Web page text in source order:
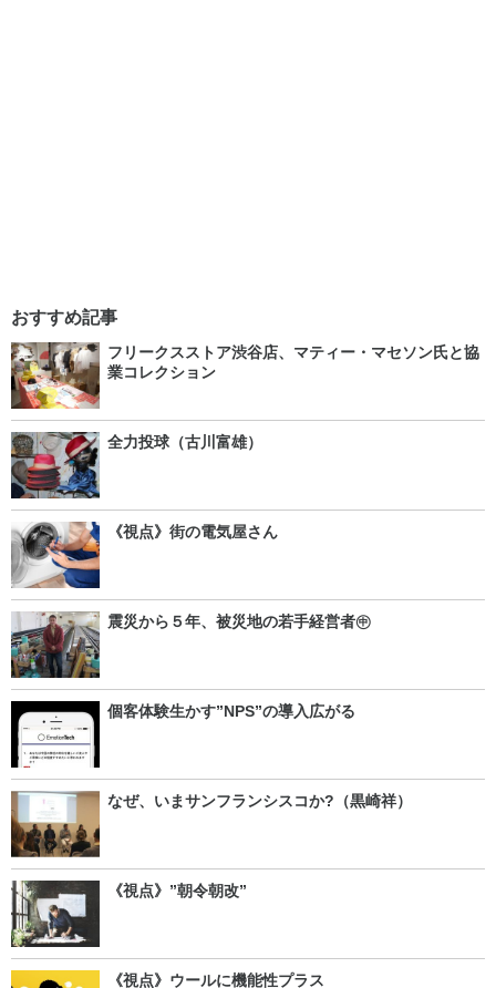
おすすめ記事
フリークスストア渋谷店、マティー・マセソン氏と協
業コレクション
全力投球（古川富雄）
《視点》街の電気屋さん
震災から５年、被災地の若手経営者㊥
個客体験生かす”NPS”の導入広がる
なぜ、いまサンフランシスコか?（黒崎祥）
《視点》”朝令朝改”
《視点》ウールに機能性プラス